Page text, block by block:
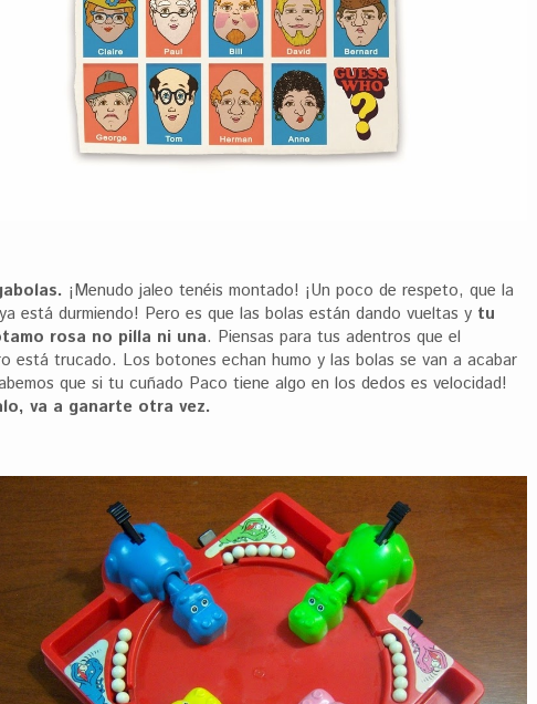
¡Menudo jaleo tenéis montado! ¡Un poco de respeto, que la
está durmiendo! Pero es que las bolas están dando vueltas y tu
rosa no pilla ni una. Piensas para tus adentros que el
está trucado. Los botones echan humo y las bolas se van a acabar
que si tu cuñado Paco tiene algo en los dedos es velocidad!
va a ganarte otra vez.